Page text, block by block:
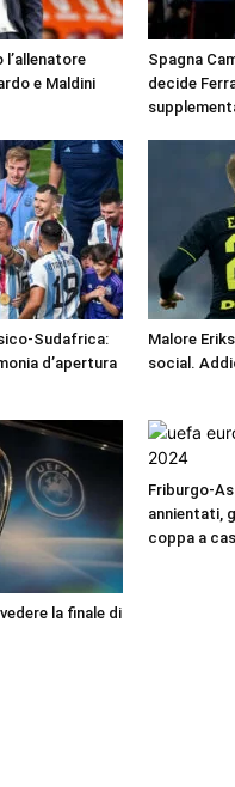
l’allenatore
e Maldini
Spagna
decide
Sudafrica:
d’apertura
Malore
social.
la finale di
Friburgo-
annientati,
coppa a